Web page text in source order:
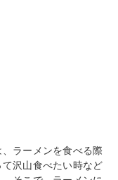
ラーメンを食べる際
沢山食べたい時など